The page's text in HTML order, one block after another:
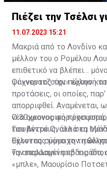
Πιέζει την Τσέλσι
11.07.2023 15:21
Μακριά από το Λονδίνο
μέλλον του ο Ρομέλου
επιθετικό να βλέπει…
ψάχνοντας την πώλησή
Οι «νερατζούρι» έχουν
προτάσεις, οι οποίες,
απορριφθεί. Αναμένεται,
νέα οικονομική
του Αντρέ Ονάνα στη
Έχοντας σύμμαχο τη
Ο 30χρονος φορ έχει
Γιουβέντους, αλλά κα
θέλοντας μόνο την
να απαλλαγεί από τις
Την περασμένη
«μπλε», Μαουρίσιο